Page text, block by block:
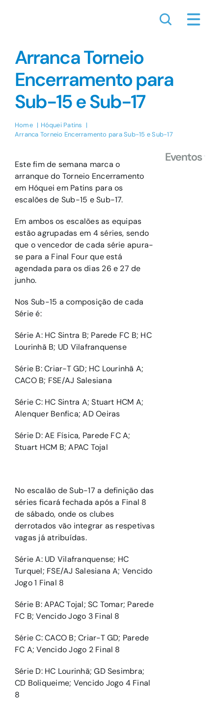
Arranca Torneio
Encerramento para
Sub-15 e Sub-17
Home
Hóquei Patins
Arranca Torneio Encerramento para Sub-15 e Sub-17
Este fim de semana marca o
arranque do Torneio Encerramento
em Hóquei em Patins para os
escalões de Sub-15 e Sub-17.
Em ambos os escalões as equipas
estão agrupadas em 4 séries, sendo
que o vencedor de cada série apura-
se para a Final Four que está
agendada para os dias 26 e 27 de
junho.
Nos Sub-15 a composição de cada
Série é:
Série A: HC Sintra B; Parede FC B; HC
Lourinhã B; UD Vilafranquense
Série B: Criar-T GD; HC Lourinhã A;
CACO B; FSE/AJ Salesiana
Série C: HC Sintra A; Stuart HCM A;
Alenquer Benfica; AD Oeiras
Série D: AE Física, Parede FC A;
Stuart HCM B; APAC Tojal
No escalão de Sub-17 a definição das
séries ficará fechada após a Final 8
de sábado, onde os clubes
derrotados vão integrar as respetivas
vagas já atribuídas.
Série A: UD Vilafranquense; HC
Turquel; FSE/AJ Salesiana A; Vencido
Jogo 1 Final 8
Série B: APAC Tojal; SC Tomar; Parede
FC B; Vencido Jogo 3 Final 8
Série C: CACO B; Criar-T GD; Parede
FC A; Vencido Jogo 2 Final 8
Série D: HC Lourinhã; GD Sesimbra;
CD Boliqueime; Vencido Jogo 4 Final
8
Eventos